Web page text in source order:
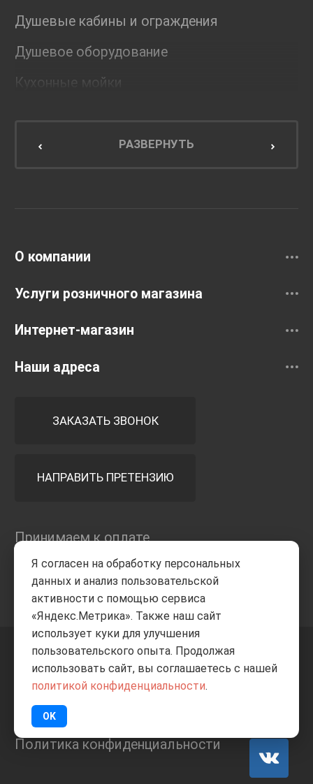
Душевые кабины и ограждения
Душевое оборудование
Кухонные мойки
Мебель для кухниРАЗВЕРНУТЬ
О компании
Услуги розничного магазина
Интернет-магазин
Наши адреса
ЗАКАЗАТЬ ЗВОНОК
НАПРАВИТЬ ПРЕТЕНЗИЮ
Принимаем к оплате
+7 8332205-805 ВВЕРХ
ИП Баранов А.С. 2026
Политика конфиденциальности
Я согласен на обработку персональных
данных и анализ пользовательской
активности с помощью сервиса
«Яндекс.Метрика». Также наш сайт
использует куки для улучшения
пользовательского опыта. Продолжая
использовать сайт, вы соглашаетесь с нашей
политикой конфиденциальности.
OK